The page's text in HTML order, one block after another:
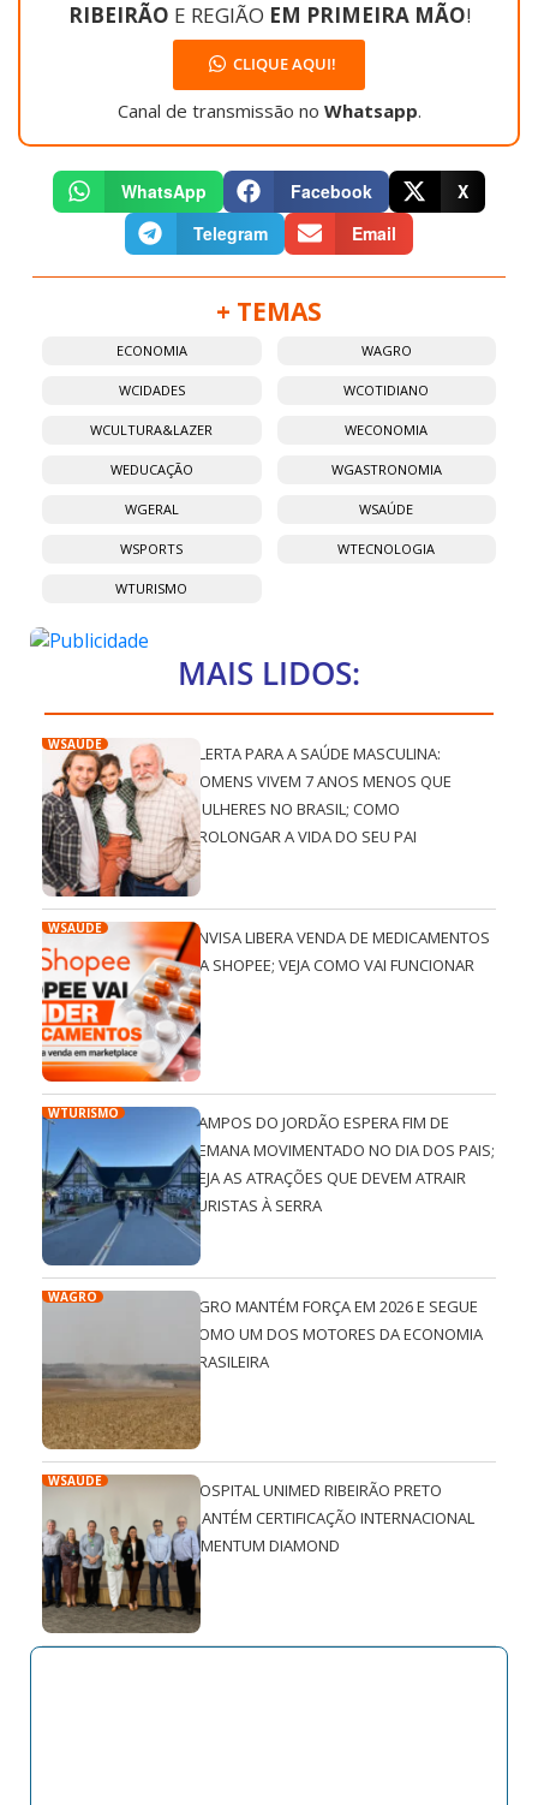
RIBEIRÃO E REGIÃO EM PRIMEIRA MÃO!
CLIQUE AQUI!
Canal de transmissão no Whatsapp.
WhatsApp Facebook
X
Telegram
Email
+ TEMAS
ECONOMIA WAGRO
WCIDADES WCOTIDIANO
WCULTURA&LAZER WECONOMIA
WEDUCAÇÃO WGASTRONOMIA
WGERAL WSAÚDE
WSPORTS WTECNOLOGIA
WTURISMO
MAIS LIDOS:
WSAÚDE
ALERTA PARA A SAÚDE MASCULINA:
HOMENS VIVEM 7 ANOS MENOS QUE
MULHERES NO BRASIL; COMO
PROLONGAR A VIDA DO SEU PAI
WSAÚDE
ANVISA LIBERA VENDA DE MEDICAMENTOS
NA SHOPEE; VEJA COMO VAI FUNCIONAR
WTURISMO
CAMPOS DO JORDÃO ESPERA FIM DE
SEMANA MOVIMENTADO NO DIA DOS PAIS;
VEJA AS ATRAÇÕES QUE DEVEM ATRAIR
TURISTAS À SERRA
WAGRO
AGRO MANTÉM FORÇA EM 2026 E SEGUE
COMO UM DOS MOTORES DA ECONOMIA
BRASILEIRA
WSAÚDE
HOSPITAL UNIMED RIBEIRÃO PRETO
MANTÉM CERTIFICAÇÃO INTERNACIONAL
QMENTUM DIAMOND